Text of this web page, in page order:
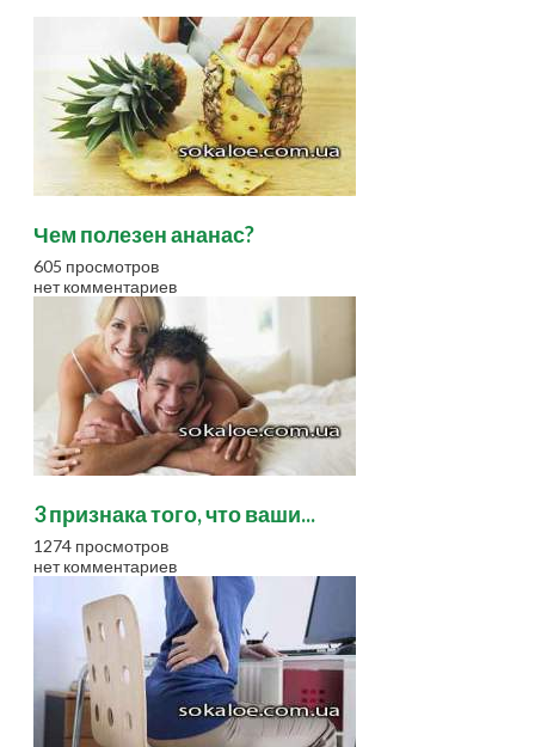
Чем полезен ананас?
605 просмотров
нет комментариев
3 признака того, что ваши...
1274 просмотров
нет комментариев